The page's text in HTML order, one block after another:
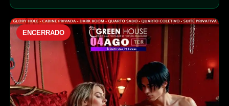
ENCERRADO